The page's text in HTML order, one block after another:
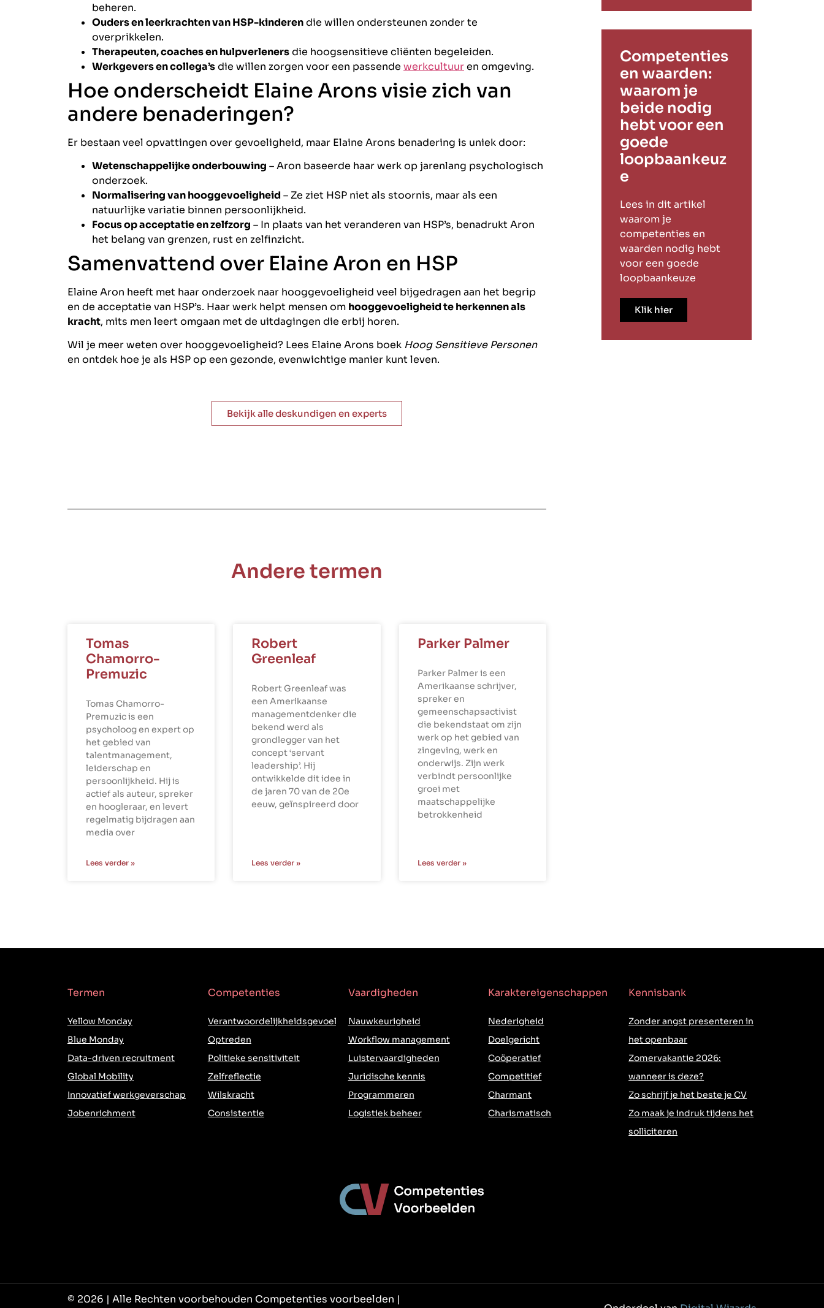
beheren.
Ouders en leerkrachten van HSP-kinderendie willen ondersteunen zonder te
overprikkelen.
Therapeuten, coaches en hulpverlenersdie hoogsensitieve cliënten begeleiden.
Werkgevers en collega’sdie willen zorgen voor een passende werkcultuuren omgeving.
Hoe onderscheidt Elaine Arons visie zich van
andere benaderingen?
Er bestaan veel opvattingen over gevoeligheid, maar Elaine Arons benadering is uniek door:
Wetenschappelijke onderbouwing – Aron baseerde haar werk op jarenlang psychologisch
onderzoek.
Normalisering van hooggevoeligheid– Ze ziet HSP niet als stoornis, maar als een
natuurlijke variatie binnen persoonlijkheid.
Focus op acceptatie en zelfzorg – In plaats van het veranderen van HSP’s, benadrukt Aron
het belang van grenzen, rust en zelfinzicht.
Samenvattend over Elaine Aron en HSP
Elaine Aron heeft met haar onderzoek naar hooggevoeligheid veel bijgedragen aan het begrip
en de acceptatie van HSP’s. Haar werk helpt mensen om hooggevoeligheid te herkennen als
kracht, mits men leert omgaan met de uitdagingen die erbij horen.
Wil je meer weten over hooggevoeligheid? Lees Elaine Arons boek Hoog Sensitieve Personen
en ontdek hoe je als HSP op een gezonde, evenwichtige manier kunt leven.
Bekijk alle deskundigen en experts
Andere termen
Tomas
Chamorro-
Premuzic
Tomas Chamorro-
Premuzic is een
psycholoog en expert op
het gebied van
talentmanagement,
leiderschap en
persoonlijkheid. Hij is
actief als auteur, spreker
en hoogleraar, en levert
regelmatig bijdragen aan
media over
Lees verder »
Robert
Greenleaf
Robert Greenleaf was
een Amerikaanse
managementdenker die
bekend werd als
grondlegger van het
concept ‘servant
leadership’. Hij
ontwikkelde dit idee in
de jaren 70 van de 20e
eeuw, geïnspireerd door
Lees verder »
Parker Palmer
Parker Palmer is een
Amerikaanse schrijver,
spreker en
gemeenschapsactivist
die bekendstaat om zijn
werk op het gebied van
zingeving, werk en
onderwijs. Zijn werk
verbindt persoonlijke
groei met
maatschappelijke
betrokkenheid
Lees verder »
Competenties
en waarden:
waarom je
beide nodig
hebt voor een
goede
loopbaankeuz
e
Lees in dit artikel
waarom je
competenties en
waarden nodig hebt
voor een goede
loopbaankeuze
Klik hier
Termen
Yellow Monday
Blue Monday
Data-driven recruitment
Global Mobility
Innovatief werkgeverschap
Jobenrichment
Competenties
Verantwoordelijkheidsgevoel
Optreden
Politieke sensitiviteit
Zelfreflectie
Wilskracht
Consistentie
Vaardigheden
Nauwkeurigheid
Workflow management
Luistervaardigheden
Juridische kennis
Programmeren
Logistiek beheer
Karaktereigenschappen
Nederigheid
Doelgericht
Coöperatief
Competitief
Charmant
Charismatisch
Kennisbank
Zonder angst presenteren in
het openbaar
Zomervakantie 2026:
wanneer is deze?
Zo schrijf je het beste je CV
Zo maak je indruk tijdens het
solliciteren
© 2026 | Alle Rechten voorbehouden Competenties voorbeelden |